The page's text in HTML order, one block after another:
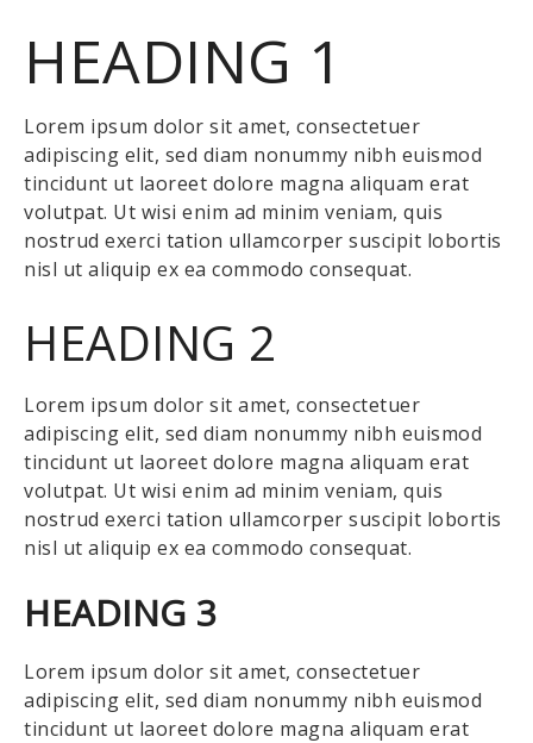
HEADING 1
Lorem ipsum dolor sit amet, consectetuer
adipiscing elit, sed diam nonummy nibh euismod
tincidunt ut laoreet dolore magna aliquam erat
volutpat. Ut wisi enim ad minim veniam, quis
nostrud exerci tation ullamcorper suscipit lobortis
nisl ut aliquip ex ea commodo consequat.
HEADING 2
Lorem ipsum dolor sit amet, consectetuer
adipiscing elit, sed diam nonummy nibh euismod
tincidunt ut laoreet dolore magna aliquam erat
volutpat. Ut wisi enim ad minim veniam, quis
nostrud exerci tation ullamcorper suscipit lobortis
nisl ut aliquip ex ea commodo consequat.
HEADING 3
Lorem ipsum dolor sit amet, consectetuer
adipiscing elit, sed diam nonummy nibh euismod
tincidunt ut laoreet dolore magna aliquam erat